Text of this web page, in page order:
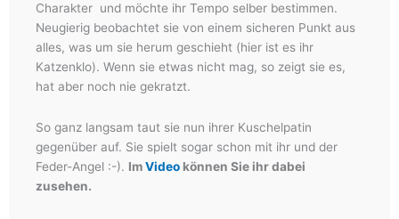
Charakter und möchte ihr Tempo selber bestimmen.
Neugierig beobachtet sie von einem sicheren Punkt aus
alles, was um sie herum geschieht (hier ist es ihr
Katzenklo). Wenn sie etwas nicht mag, so zeigt sie es,
hat aber noch nie gekratzt.
So ganz langsam taut sie nun ihrer Kuschelpatin
gegenüber auf. Sie spielt sogar schon mit ihr und der
Feder-Angel :-). ImVideo können Sie ihr dabei
zusehen.